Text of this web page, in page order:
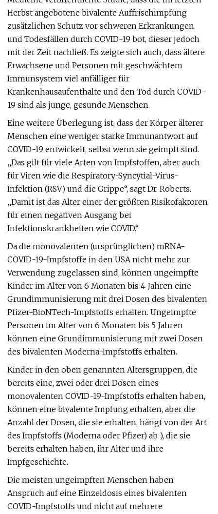
Herbst angebotene bivalente Auffrischimpfung
zusätzlichen Schutz vor schweren Erkrankungen
und Todesfällen durch COVID-19 bot, dieser jedoch
mit der Zeit nachließ. Es zeigte sich auch, dass ältere
Erwachsene und Personen mit geschwächtem
Immunsystem viel anfälliger für
Krankenhausaufenthalte und den Tod durch COVID-
19 sind als junge, gesunde Menschen.
Eine weitere Überlegung ist, dass der Körper älterer
Menschen eine weniger starke Immunantwort auf
COVID-19 entwickelt, selbst wenn sie geimpft sind.
„Das gilt für viele Arten von Impfstoffen, aber auch
für Viren wie die Respiratory-Syncytial-Virus-
Infektion (RSV) und die Grippe“, sagt Dr. Roberts.
„Damit ist das Alter einer der größten Risikofaktoren
für einen negativen Ausgang bei
Infektionskrankheiten wie COVID.“
Da die monovalenten (ursprünglichen) mRNA-
COVID-19-Impfstoffe in den USA nicht mehr zur
Verwendung zugelassen sind, können ungeimpfte
Kinder im Alter von 6 Monaten bis 4 Jahren eine
Grundimmunisierung mit drei Dosen des bivalenten
Pfizer-BioNTech-Impfstoffs erhalten. Ungeimpfte
Personen im Alter von 6 Monaten bis 5 Jahren
können eine Grundimmunisierung mit zwei Dosen
des bivalenten Moderna-Impfstoffs erhalten.
Kinder in den oben genannten Altersgruppen, die
bereits eine, zwei oder drei Dosen eines
monovalenten COVID-19-Impfstoffs erhalten haben,
können eine bivalente Impfung erhalten, aber die
Anzahl der Dosen, die sie erhalten, hängt von der Art
des Impfstoffs (Moderna oder Pfizer) ab ), die sie
bereits erhalten haben, ihr Alter und ihre
Impfgeschichte.
Die meisten ungeimpften Menschen haben
Anspruch auf eine Einzeldosis eines bivalenten
COVID-Impfstoffs und nicht auf mehrere